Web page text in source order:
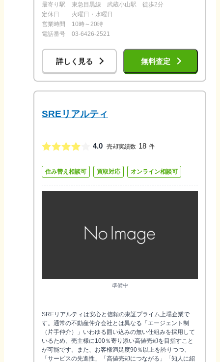
最寄り駅
東急目黒線 武蔵小山駅 徒歩2分
定休日
火曜日・水曜日
営業時間
10時～20時
電話番号
03-6426-2521
詳しく見る 無料査定
SREリアルティ
4.0 売却実績数 18 件
住み替え相談可 買取対応 オンライン相談可
準備中
SREリアルティは安心と信頼の東証プライム上場企業で
す。通常の不動産仲介会社とは異なる「エージェント制
（片手仲介）」いわゆる囲い込みの無い仕組みを採用して
いるため、売主様に100％寄り添い高値売却を目指すこと
が可能です。また、お客様満足度90％以上を誇りつつ、
「サービスの先進性」「高値売却につながる」「知人に紹